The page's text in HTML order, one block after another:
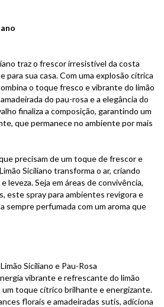
traz o frescor irresistível da costa
sua casa. Com uma explosão cítrica
o toque fresco e vibrante do limão
do pau-rosa e a elegância do
finaliza a composição, garantindo um
que permanece no ambiente por mais
precisam de um toque de frescor e
Siciliano transforma o ar, criando
leveza. Seja em áreas de convivência,
este spray para ambientes revigora e
sempre perfumada com um aroma que
Limão Siciliano e Pau-Rosa
vibrante e refrescante do limão
um toque cítrico brilhante e energizante.
florais e amadeiradas sutis, adiciona